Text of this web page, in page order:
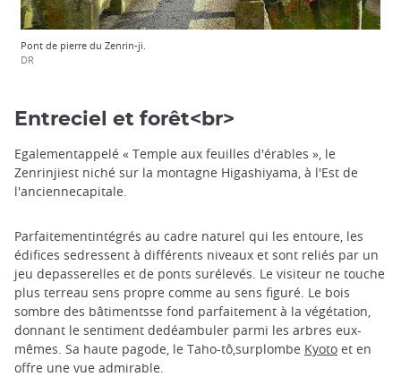
Pont de pierre du Zenrin-ji.
DR
Entreciel et forêt<br>
Egalementappelé « Temple aux feuilles d'érables », le
Zenrinjiest niché sur la montagne Higashiyama, à l'Est de
l'anciennecapitale.
Parfaitementintégrés au cadre naturel qui les entoure, les
édifices sedressent à différents niveaux et sont reliés par un
jeu depasserelles et de ponts surélevés. Le visiteur ne touche
plus terreau sens propre comme au sens figuré. Le bois
sombre des bâtimentsse fond parfaitement à la végétation,
donnant le sentiment dedéambuler parmi les arbres eux-
mêmes. Sa haute pagode, le Taho-tô,surplombe Kyoto et en
offre une vue admirable.